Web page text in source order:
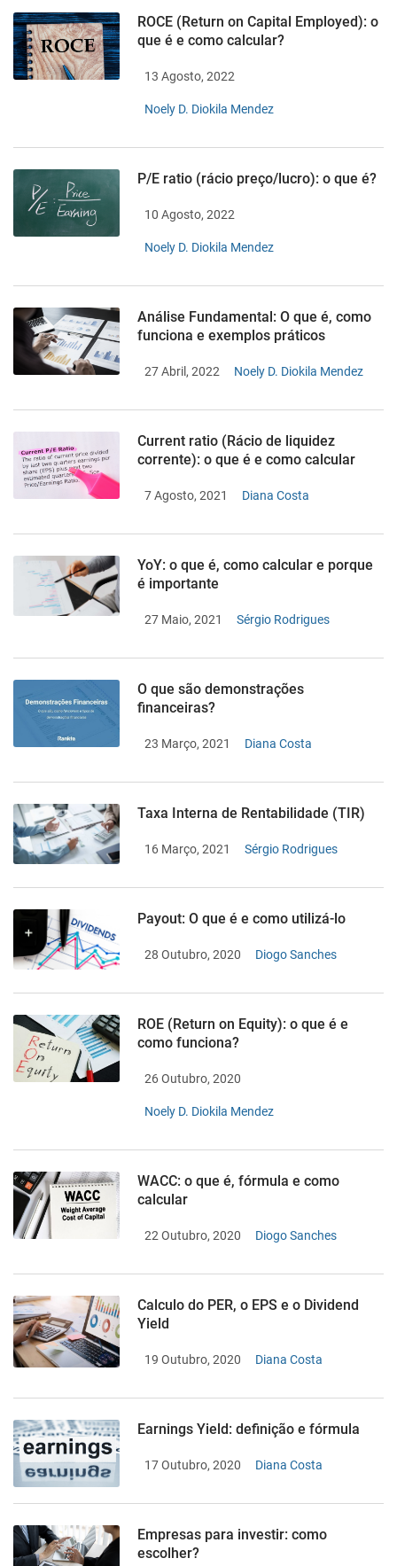
ROCE (Return on Capital Employed): o
que é e como calcular?
13 Agosto, 2022
Noely D. Diokila Mendez
P/E ratio (rácio preço/lucro): o que é?
10 Agosto, 2022
Noely D. Diokila Mendez
Análise Fundamental: O que é, como
funciona e exemplos práticos
27 Abril, 2022 Noely D. Diokila Mendez
Current ratio (Rácio de liquidez
corrente): o que é e como calcular
7 Agosto, 2021 Diana Costa
YoY: o que é, como calcular e porque
é importante
27 Maio, 2021 Sérgio Rodrigues
O que são demonstrações
financeiras?
23 Março, 2021 Diana Costa
Taxa Interna de Rentabilidade (TIR)
16 Março, 2021 Sérgio Rodrigues
Payout: O que é e como utilizá-lo
28 Outubro, 2020 Diogo Sanches
ROE (Return on Equity): o que é e
como funciona?
26 Outubro, 2020
Noely D. Diokila Mendez
WACC: o que é, fórmula e como
calcular
22 Outubro, 2020 Diogo Sanches
Calculo do PER, o EPS e o Dividend
Yield
19 Outubro, 2020 Diana Costa
Earnings Yield: definição e fórmula
17 Outubro, 2020 Diana Costa
Empresas para investir: como
escolher?